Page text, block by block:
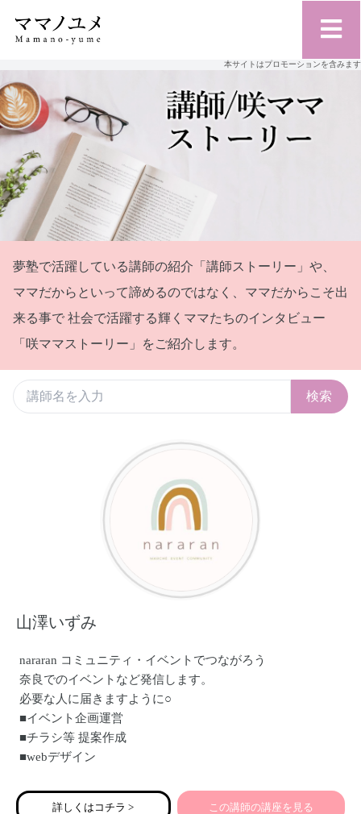
本サイトはプロモーションを含みます
夢塾で活躍している講師の紹介「講師ストーリー」や、
ママだからといって諦めるのではなく、ママだからこそ出
来る事で 社会で活躍する輝くママたちのインタビュー
「咲ママストーリー」をご紹介します。
検索
山澤いずみ
nararan コミュニティ・イベントでつながろう
奈良でのイベントなど発信します。
必要な人に届きますように○
■イベント企画運営
■チラシ等 提案作成
■webデザイン
少人数の座談会からお引き受けいたします
詳しくはコチラ > この講師の講座を見る